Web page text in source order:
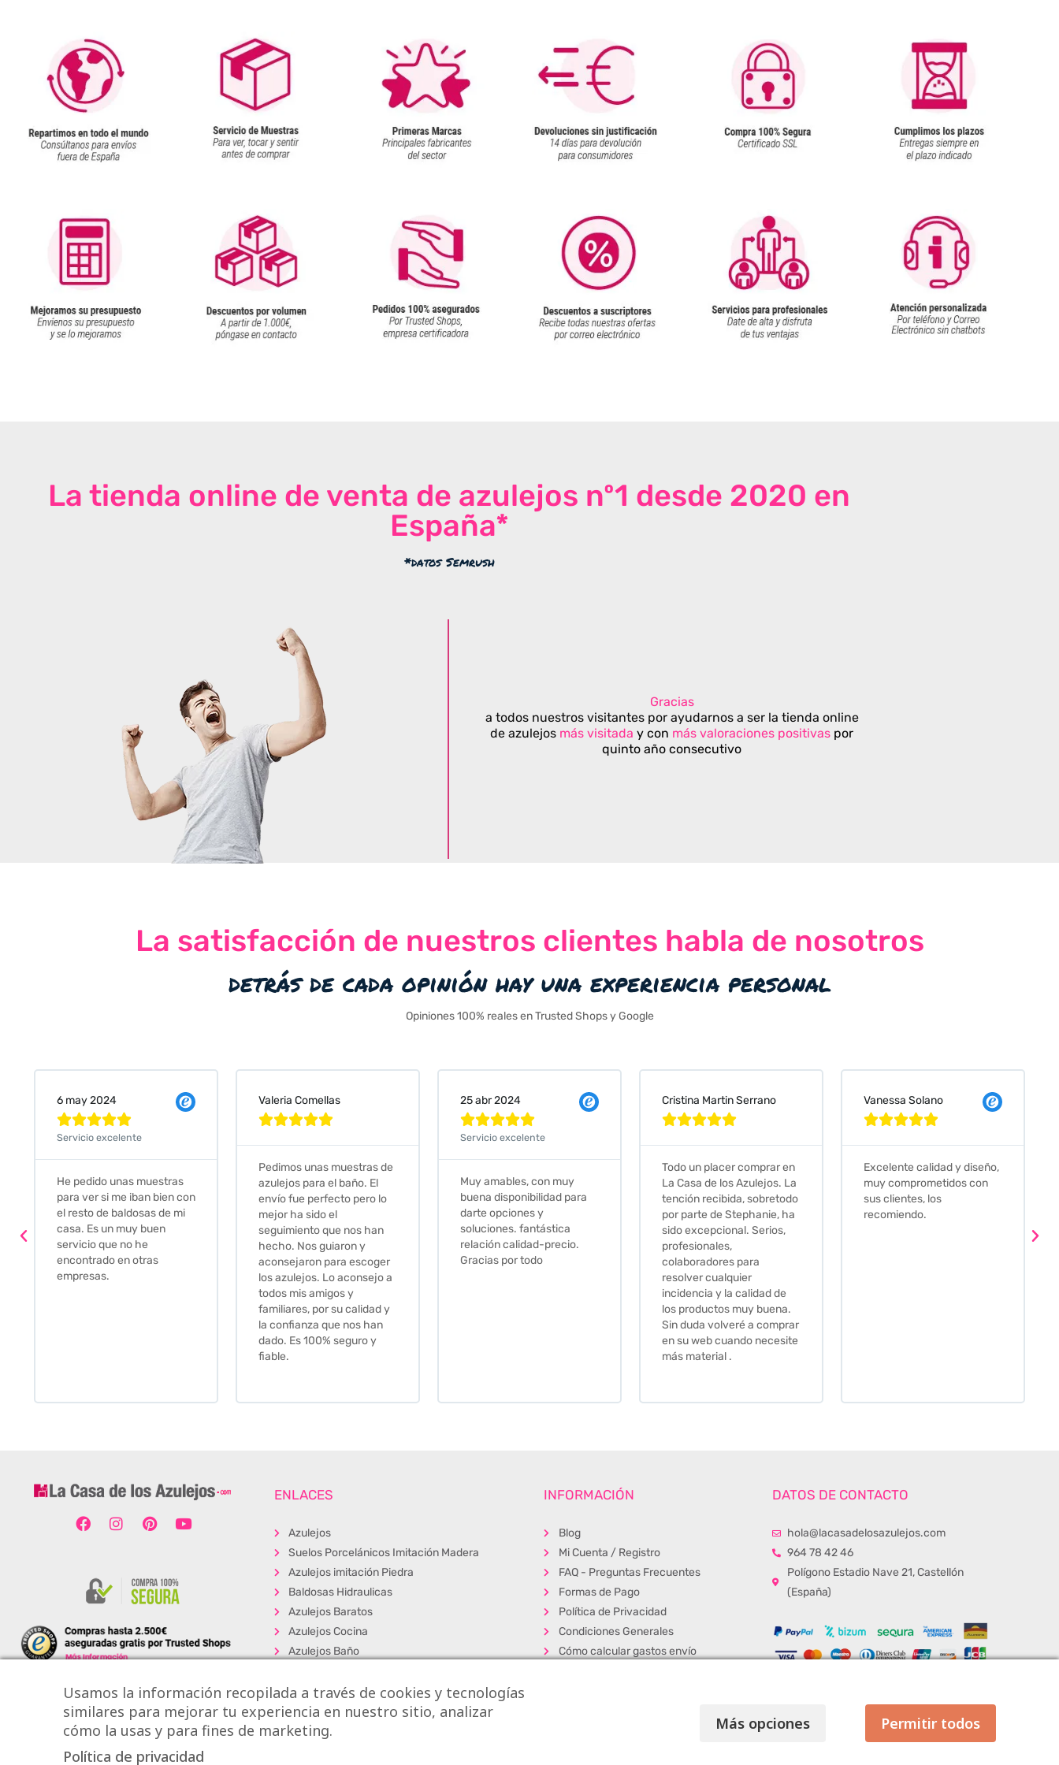
La tienda online de venta de azulejos nº1 desde 2020 en
España*
*datos Semrush
Gracias
a todos nuestros visitantes por ayudarnos a ser la tienda online
de azulejos más visitada y con más valoraciones positivas por
quinto año consecutivo
La satisfacción de nuestros clientes habla de nosotros
detrás de cada opinión hay una experiencia personal
Opiniones 100% reales en Trusted Shops y Google
Valeria Comellas

azulejos para el baño. El
envío fue perfecto pero lo
mejor ha sido el
seguimiento que nos han
hecho. Nos guiaron y
aconsejaron para escoger
los azulejos. Lo aconsejo a
25 abr 2024

Muy amables, con muy
buena disponibilidad para
darte opciones y
soluciones. fantástica
relación calidad-precio.
Gracias por todo
Cristina Martin Serrano

La Casa de los Azulejos. La
tención recibida, sobretodo
por parte de Stephanie, ha
sido excepcional. Serios,
profesionales,
colaboradores para
Vanessa Solano

Excelente calidad y diseño,
muy comprometidos con
sus clientes, los
recomiendo.
Judit Bonet Pardell

Que decir, si teneis que
comprar alguna baldosa
este és el sitio indicado! Yo
pedi una muestra y me
ENLACES
Azulejos
Suelos Porcelánicos Imitación Madera
Azulejos imitación Piedra
Baldosas Hidraulicas
Azulejos Baratos
Azulejos Cocina
Azulejos Baño
Porcelánicos
Suelos Vinílicos
Los + Vendidos
INFORMACIÓN
Blog
Mi Cuenta / Registro
FAQ - Preguntas Frecuentes
Formas de Pago
Política de Privacidad
Condiciones Generales
Cómo calcular gastos envío
DATOS DE CONTACTO
hola@lacasadelosazulejos.com
964 78 42 46
Polígono Estadio Nave 21, Castellón
(España)
Usamos la información recopilada a través de cookies y tecnologías
similares para mejorar tu experiencia en nuestro sitio, analizar
cómo la usas y para fines de marketing.
Política de privacidad
Más opciones Permitir todos